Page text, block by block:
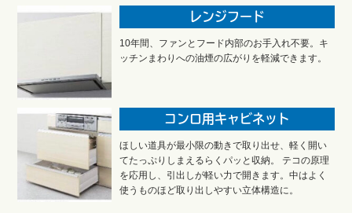
レンジフード
10年間、ファンとフード内部のお手入れ不要。キ
ッチンまわりへの油煙の広がりを軽減できます。
コンロ用キャビネット
ほしい道具が最小限の動きで取り出せ、軽く開い
てたっぷりしまえるらくパッと収納。 テコの原理
を応用し、引出しが軽い力で開きます。中はよく
使うものほど取り出しやすい立体構造に。